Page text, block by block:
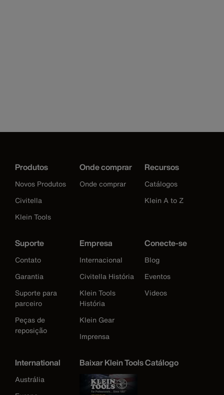
Produtos
Novos Produtos
Civitella
Klein Tools
Onde comprar
Onde comprar
Recursos
Catálogos
Klein A to Z
Suporte
Contato
Garantia
Suporte para
parceiro
Peças de
reposição
Empresa
Internacional
Civitella História
Klein Tools
História
Klein Gear
Imprensa
Conecte-se
Blog
Eventos
Videos
International
Austrália
Baixar Klein Tools Catálogo